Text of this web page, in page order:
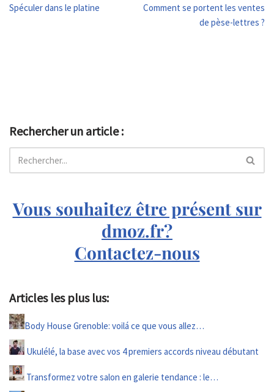
Spéculer dans le platine
Comment se portent les ventes
de pèse-lettres ?
Rechercher un article :
Vous souhaitez être présent sur
dmoz.fr?
Contactez-nous
Articles les plus lus:
Body House Grenoble: voilá ce que vous allez…
Ukulélé, la base avec vos 4 premiers accords niveau débutant
Transformez votre salon en galerie tendance : le…